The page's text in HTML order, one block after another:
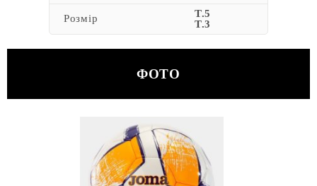
Розмір
T.5
T.3
ФОТО